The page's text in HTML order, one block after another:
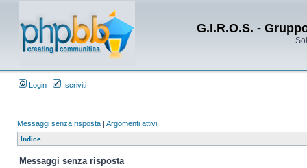
G.I.R.O.S. -
Login Iscriviti
Messaggi senza risposta | Argomenti attivi
Indice
Messaggi senza risposta